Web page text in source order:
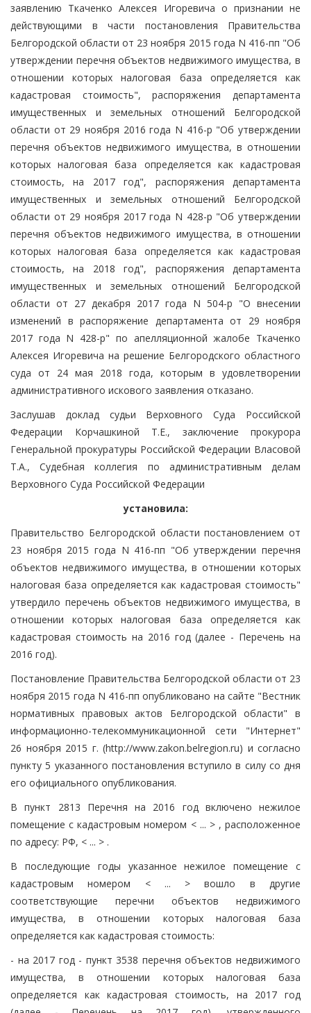
заявлению Ткаченко Алексея Игоревича о признании не
действующими в части постановления Правительства
Белгородской области от 23 ноября 2015 года N 416-пп "Об
утверждении перечня объектов недвижимого имущества, в
отношении которых налоговая база определяется как
кадастровая стоимость", распоряжения департамента
имущественных и земельных отношений Белгородской
области от 29 ноября 2016 года N 416-р "Об утверждении
перечня объектов недвижимого имущества, в отношении
которых налоговая база определяется как кадастровая
стоимость, на 2017 год", распоряжения департамента
имущественных и земельных отношений Белгородской
области от 29 ноября 2017 года N 428-р "Об утверждении
перечня объектов недвижимого имущества, в отношении
которых налоговая база определяется как кадастровая
стоимость, на 2018 год", распоряжения департамента
имущественных и земельных отношений Белгородской
области от 27 декабря 2017 года N 504-р "О внесении
изменений в распоряжение департамента от 29 ноября
2017 года N 428-р" по апелляционной жалобе Ткаченко
Алексея Игоревича на решение Белгородского областного
суда от 24 мая 2018 года, которым в удовлетворении
административного искового заявления отказано.
Заслушав доклад судьи Верховного Суда Российской
Федерации Корчашкиной Т.Е., заключение прокурора
Генеральной прокуратуры Российской Федерации Власовой
Т.А., Судебная коллегия по административным делам
Верховного Суда Российской Федерации
установила:
Правительство Белгородской области постановлением от
23 ноября 2015 года N 416-пп "Об утверждении перечня
объектов недвижимого имущества, в отношении которых
налоговая база определяется как кадастровая стоимость"
утвердило перечень объектов недвижимого имущества, в
отношении которых налоговая база определяется как
кадастровая стоимость на 2016 год (далее - Перечень на
2016 год).
Постановление Правительства Белгородской области от 23
ноября 2015 года N 416-пп опубликовано на сайте "Вестник
нормативных правовых актов Белгородской области" в
информационно-телекоммуникационной сети "Интернет"
26 ноября 2015 г. (http://www.zakon.belregion.ru) и согласно
пункту 5 указанного постановления вступило в силу со дня
его официального опубликования.
В пункт 2813 Перечня на 2016 год включено нежилое
помещение с кадастровым номером < ... > , расположенное
по адресу: РФ, < ... > .
В последующие годы указанное нежилое помещение с
кадастровым номером < ... > вошло в другие
соответствующие перечни объектов недвижимого
имущества, в отношении которых налоговая база
определяется как кадастровая стоимость:
- на 2017 год - пункт 3538 перечня объектов недвижимого
имущества, в отношении которых налоговая база
определяется как кадастровая стоимость, на 2017 год